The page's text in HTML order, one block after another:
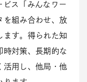
ビス「みんなワー
を組み合わせ、放
ます。得られた知
時対策、長期的な
活用し、他局・他